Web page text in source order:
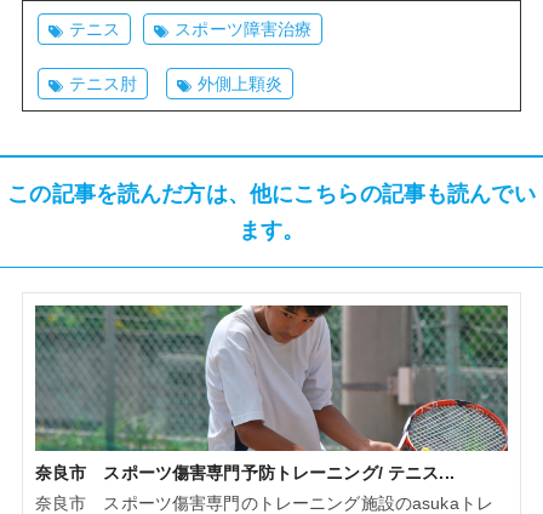
テニス スポーツ障害治療
テニス肘 外側上顆炎
この記事を読んだ方は、他にこちらの記事も読んでい
ます。
奈良市 スポーツ傷害専門予防トレーニング/ テニス...
奈良市 スポーツ傷害専門のトレーニング施設のasukaトレ